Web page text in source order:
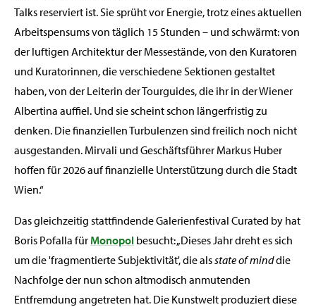
Talks reserviert ist. Sie sprüht vor Energie, trotz eines aktuellen
Arbeitspensums von täglich 15 Stunden – und schwärmt: von
der luftigen Architektur der Messestände, von den Kuratoren
und Kuratorinnen, die verschiedene Sektionen gestaltet
haben, von der Leiterin der Tourguides, die ihr in der Wiener
Albertina auffiel. Und sie scheint schon längerfristig zu
denken. Die finanziellen Turbulenzen sind freilich noch nicht
ausgestanden. Mirvali und Geschäftsführer Markus Huber
hoffen für 2026 auf finanzielle Unterstützung durch die Stadt
Wien.“
Das gleichzeitig stattfindende Galerienfestival Curated by hat
Boris Pofalla für Monopol besucht: „Dieses Jahr dreht es sich
um die 'fragmentierte Subjektivität', die alsstate of minddie
Nachfolge der nun schon altmodisch anmutenden
Entfremdung angetreten hat. Die Kunstwelt produziert diese